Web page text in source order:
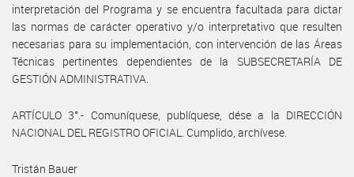
interpretación del Programa y se encuentra facultada para dictar
las normas de carácter operativo y/o interpretativo que resulten
necesarias para su implementación, con intervención de las Áreas
Técnicas pertinentes dependientes de la SUBSECRETARÍA DE
GESTIÓN ADMINISTRATIVA.
ARTÍCULO 3°.- Comuníquese, publíquese, dése a la DIRECCIÓN
NACIONAL DEL REGISTRO OFICIAL. Cumplido, archívese.
Tristán Bauer